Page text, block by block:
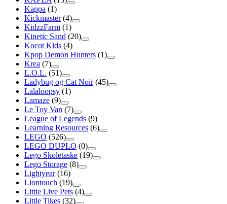
Kappa (1)
Kickmaster (4)
KidzzFarm (1)
Kinetic Sand (20)
Kocot Kids (4)
Kpop Demon Hunters (1)
Krea (7)
L.O.L. (51)
Ladybug og Cat Noir (45)
Lalaloopsy (1)
Lamaze (9)
Le Toy Van (7)
League of Legends (9)
Learning Resources (6)
LEGO (526)
LEGO DUPLO (0)
Lego Skoletaske (19)
Lego Storage (8)
Lightyear (16)
Liontouch (19)
Little Live Pets (4)
Little Tikes (32)